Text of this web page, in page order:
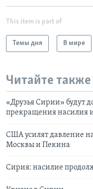
This item is part of
Темы дня В мире
Читайте также
«Друзья Сирии» будут
прекращения насилия
США усилят давление
Москвы и Пекина
Сирия: насилие